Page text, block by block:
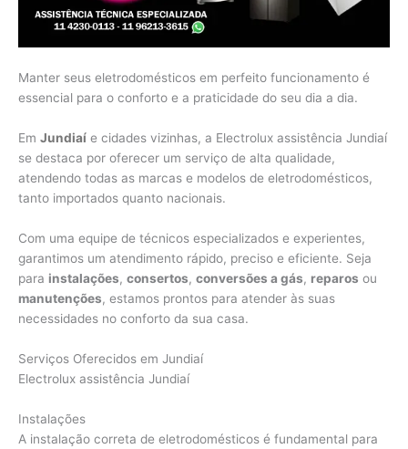
Manter seus eletrodomésticos em perfeito funcionamento é
essencial para o conforto e a praticidade do seu dia a dia.
Em Jundiaí e cidades vizinhas, a Electrolux assistência Jundiaí
se destaca por oferecer um serviço de alta qualidade,
atendendo todas as marcas e modelos de eletrodomésticos,
tanto importados quanto nacionais.
Com uma equipe de técnicos especializados e experientes,
garantimos um atendimento rápido, preciso e eficiente. Seja
para instalações, consertos, conversões a gás, reparos ou
manutenções, estamos prontos para atender às suas
necessidades no conforto da sua casa.
Serviços Oferecidos em Jundiaí
Electrolux assistência Jundiaí
Instalações
A instalação correta de eletrodomésticos é fundamental para